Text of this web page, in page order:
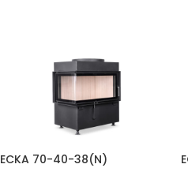
ECKA 70-40-38(N)